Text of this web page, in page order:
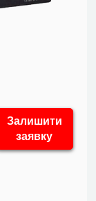
Залишити
заявку